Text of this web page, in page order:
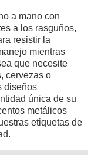
a mano con
a los rasguños,
resistir la
mientras
que necesite
cervezas o
diseños
única de su
metálicos
etiquetas de